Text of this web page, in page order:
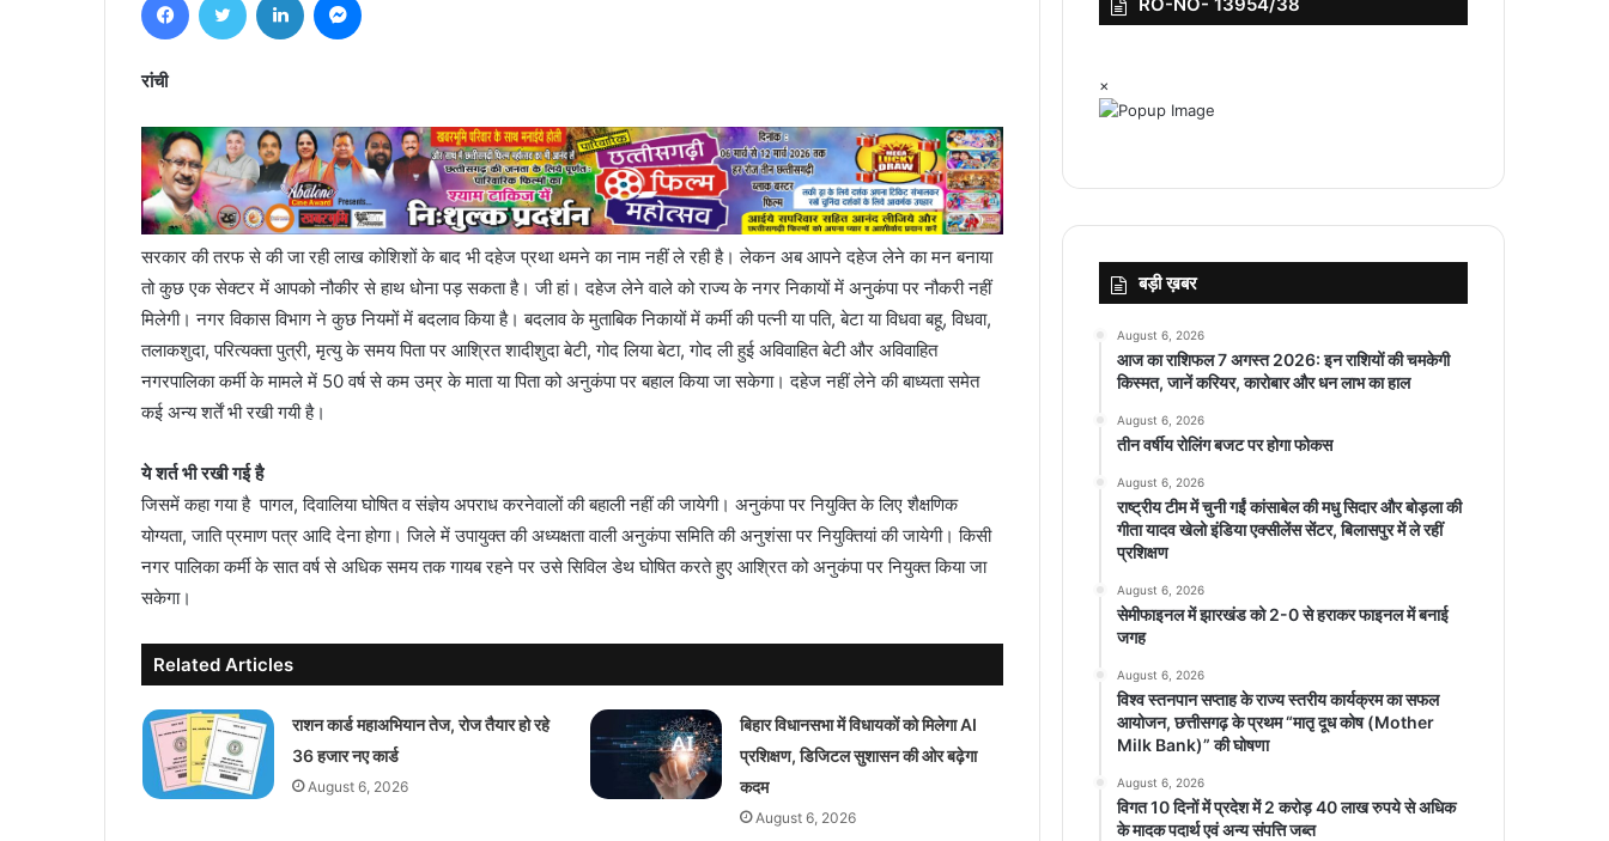
रांची
सरकार की तरफ से की जा रही लाख कोशिशों के बाद भी दहेज प्रथा थमने का नाम नहीं ले रही है। लेकन अब आपने दहेज लेने का मन बनाया
तो कुछ एक सेक्टर में आपको नौकीर से हाथ धोना पड़ सकता है। जी हां। दहेज लेने वाले को राज्य के नगर निकायों में अनुकंपा पर नौकरी नहीं
मिलेगी। नगर विकास विभाग ने कुछ नियमों में बदलाव किया है। बदलाव के मुताबिक निकायों में कर्मी की पत्नी या पति, बेटा या विधवा बहू, विधवा,
तलाकशुदा, परित्यक्ता पुत्री, मृत्यु के समय पिता पर आश्रित शादीशुदा बेटी, गोद लिया बेटा, गोद ली हुई अविवाहित बेटी और अविवाहित
नगरपालिका कर्मी के मामले में 50 वर्ष से कम उम्र के माता या पिता को अनुकंपा पर बहाल किया जा सकेगा। दहेज नहीं लेने की बाध्यता समेत
कई अन्य शर्तें भी रखी गयी है।
ये शर्त भी रखी गई है
जिसमें कहा गया है पागल, दिवालिया घोषित व संज्ञेय अपराध करनेवालों की बहाली नहीं की जायेगी। अनुकंपा पर नियुक्ति के लिए शैक्षणिक
योग्यता, जाति प्रमाण पत्र आदि देना होगा। जिले में उपायुक्त की अध्यक्षता वाली अनुकंपा समिति की अनुशंसा पर नियुक्तियां की जायेगी। किसी
नगर पालिका कर्मी के सात वर्ष से अधिक समय तक गायब रहने पर उसे सिविल डेथ घोषित करते हुए आश्रित को अनुकंपा पर नियुक्त किया जा
सकेगा।
Related Articles
राशन कार्ड महाअभियान तेज, रोज तैयार हो रहे
36 हजार नए कार्ड
August 6, 2026
बिहार विधानसभा में विधायकों को मिलेगा AI
प्रशिक्षण, डिजिटल सुशासन की ओर बढ़ेगा
कदम
August 6, 2026
×
बड़ी ख़बर
August 6, 2026
आज का राशिफल 7 अगस्त 2026: इन राशियों की चमकेगी
किस्मत, जानें करियर, कारोबार और धन लाभ का हाल
August 6, 2026
तीन वर्षीय रोलिंग बजट पर होगा फोकस
August 6, 2026
राष्ट्रीय टीम में चुनी गईं कांसाबेल की मधु सिदार और बोड़ला की
गीता यादव खेलो इंडिया एक्सीलेंस सेंटर, बिलासपुर में ले रहीं
प्रशिक्षण
August 6, 2026
सेमीफाइनल में झारखंड को 2-0 से हराकर फाइनल में बनाई
जगह
August 6, 2026
विश्व स्तनपान सप्ताह के राज्य स्तरीय कार्यक्रम का सफल
आयोजन, छत्तीसगढ़ के प्रथम “मातृ दूध कोष (Mother
Milk Bank)” की घोषणा
August 6, 2026
विगत 10 दिनों में प्रदेश में 2 करोड़ 40 लाख रुपये से अधिक
के मादक पदार्थ एवं अन्य संपत्ति जब्त